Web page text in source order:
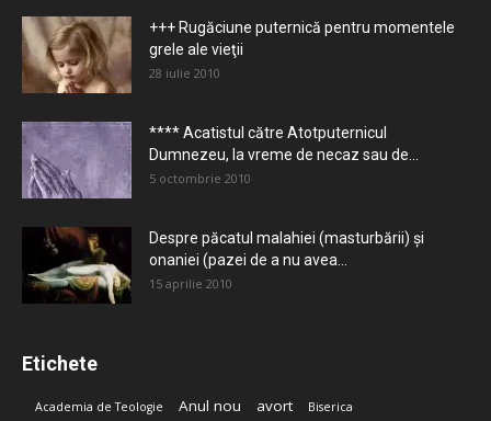
+++ Rugăciune puternică pentru momentele
grele ale vieţii
28 iulie 2010
**** Acatistul către Atotputernicul
Dumnezeu, la vreme de necaz sau de...
5 octombrie 2010
Despre păcatul malahiei (masturbării) şi
onaniei (pazei de a nu avea...
15 aprilie 2010
Etichete
Academia de Teologie Anul nou avort Biserica